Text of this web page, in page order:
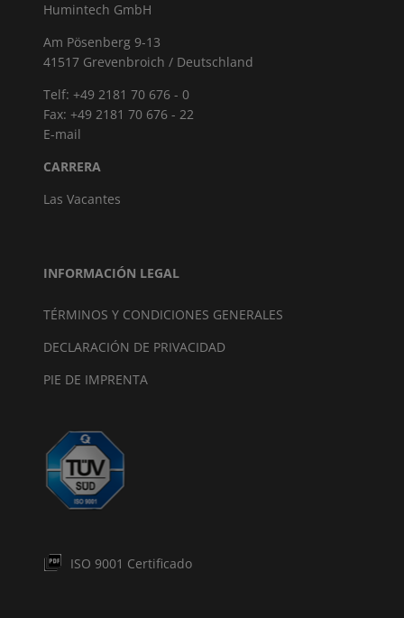
Humintech GmbH
Am Pösenberg 9-13
41517 Grevenbroich / Deutschland
Telf: +49 2181 70 676 - 0
Fax: +49 2181 70 676 - 22
E-mail
CARRERA
Las Vacantes
INFORMACIÓN LEGAL
TÉRMINOS Y CONDICIONES GENERALES
DECLARACIÓN DE PRIVACIDAD
PIE DE IMPRENTA
ISO 9001 Certificado